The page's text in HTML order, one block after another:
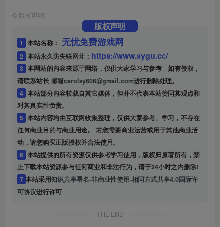
© 版权声明
版权声明
1 本站名称： 无忧免费游戏网
2 本站永久防失联网址： https://www.sygu.cc/
3 本网站的内容来源于网络，仅供大家学习与参考，如有侵权，
请联系站长 邮箱carolsy606@gmail.com进行删除处理。
4 本站部分内容转载自其它媒体，但并不代表本站赞同其观点和
对其真实性负责。
5
任何商业目的与商业用途。 若您需要商业运营或用于其他商业活
动，请您购买正版授权并合法使用。
6 本站提供的所有资源仅供参考学习使用，版权归原著所有，禁
止下载本站资源参与任何商业和非法行为，请于24小时之内删除!
7 本站采用知识共享署名-非商业性使用-相同方式共享4.0国际许
可协议进行许可
THE END